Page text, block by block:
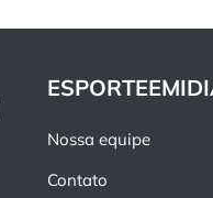
Nossa equipe
Contato